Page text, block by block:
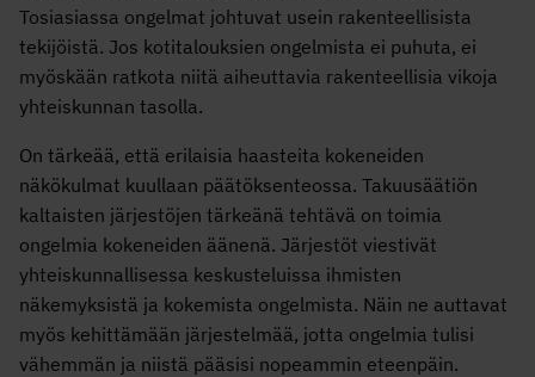
Tosiasiassa ongelmat johtuvat usein rakenteellisista
tekijöistä. Jos kotitalouksien ongelmista ei puhuta, ei
myöskään ratkota niitä aiheuttavia rakenteellisia vikoja
yhteiskunnan tasolla.
On tärkeää, että erilaisia haasteita kokeneiden
näkökulmat kuullaan päätöksenteossa. Takuusäätiön
kaltaisten järjestöjen tärkeänä tehtävä on toimia
ongelmia kokeneiden äänenä. Järjestöt viestivät
yhteiskunnallisessa keskusteluissa ihmisten
näkemyksistä ja kokemista ongelmista. Näin ne auttavat
myös kehittämään järjestelmää, jotta ongelmia tulisi
vähemmän ja niistä pääsisi nopeammin eteenpäin.